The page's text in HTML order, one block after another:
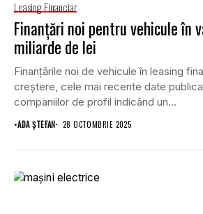
Leasing Financiar
Finanțări noi pentru vehicule în
miliarde de lei
Finanțările noi de vehicule în leasing
creștere, cele mai recente date
companiilor de profil indicând un...
•ADA ȘTEFAN 28 OCTOMBRIE 2025